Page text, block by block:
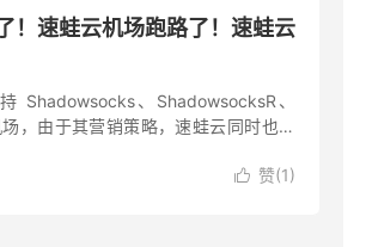
！速蛙云机场跑路了！速蛙云
、ShadowsocksR、
，由于其营销策略，速蛙云同时也是
 赞(1)